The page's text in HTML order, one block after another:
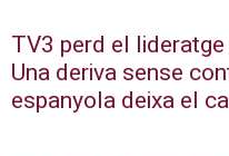
TV3 perd el
Una deriva sense
espanyola deixa el